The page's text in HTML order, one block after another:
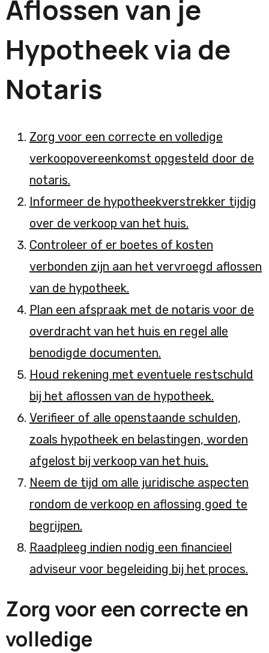
Aflossen van je
Hypotheek via de
Notaris
Zorg voor een correcte en volledige
verkoopovereenkomst opgesteld door de
notaris.
Informeer de hypotheekverstrekker tijdig
over de verkoop van het huis.
Controleer of er boetes of kosten
verbonden zijn aan het vervroegd aflossen
van de hypotheek.
Plan een afspraak met de notaris voor de
overdracht van het huis en regel alle
benodigde documenten.
Houd rekening met eventuele restschuld
bij het aflossen van de hypotheek.
Verifieer of alle openstaande schulden,
zoals hypotheek en belastingen, worden
afgelost bij verkoop van het huis.
Neem de tijd om alle juridische aspecten
rondom de verkoop en aflossing goed te
begrijpen.
Raadpleeg indien nodig een financieel
adviseur voor begeleiding bij het proces.
Zorg voor een correcte en
volledige